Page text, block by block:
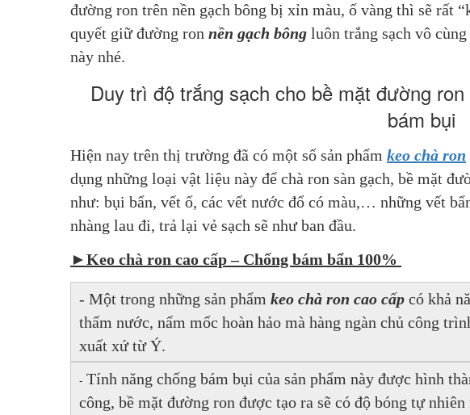
đường ron trên nền gạch bông bị xỉn màu, ố vàng thì sẽ rất
quyết giữ đường ron nền gạch bông luôn trắng sạch vô
này nhé.
Duy trì độ trắng sạch cho bề mặt đường
bám bụi
Hiện nay trên thị trường đã có một số sản phẩm keo chà ron
dụng những loại vật liệu này để chà ron sàn gạch, bề mặt
như: bụi bẩn, vết ố, các vết nước đổ có màu,… những vết
nhàng lau đi, trả lại vẻ sạch sẽ như ban đầu.
►Keo chà ron cao cấp – Chống bám bẩn 100%
- Một trong những sản phẩm keo chà ron cao cấp có khả
thấm nước, nấm mốc hoàn hảo mà hàng ngàn chủ công
xuất xứ từ Ý.
- Tính năng chống bám bụi của sản phẩm này được hình
công, bề mặt đường ron được tạo ra sẽ có độ bóng tự